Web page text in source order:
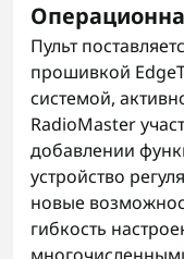
Пульт
прошивкой
системой,
RadioMaster
добавлении
устройство
новые
гибкость